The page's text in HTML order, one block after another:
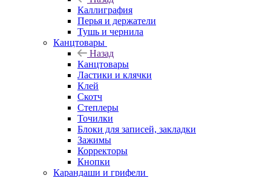
Каллиграфия
Перья и держатели
Тушь и чернила
Канцтовары
Назад
Канцтовары
Ластики и клячки
Клей
Скотч
Степлеры
Точилки
Блоки для записей, закладки
Зажимы
Корректоры
Кнопки
Карандаши и грифели